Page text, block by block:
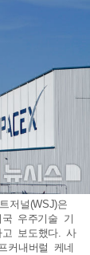
저널(WSJ)은
우주기술 기
보도했다. 사
커내버럴 케네